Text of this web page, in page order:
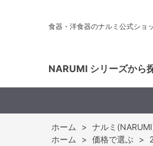
食器・洋食器のナルミ公式ショ
NARUMI シリーズから
ホーム > ナルミ
ホーム
> 価格で選ぶ >